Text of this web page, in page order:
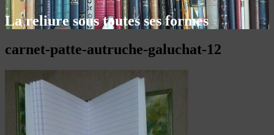
La reliure sous toutes ses formes
carnet-patte-autruche-galuchat-12